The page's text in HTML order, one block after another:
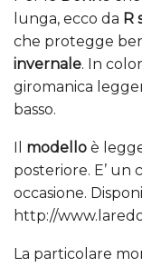
lunga, ecco da R
che protegge
invernale. In
giromanica
basso.
Il modello è
posteriore. E’ un
occasione.
http://
La particolare